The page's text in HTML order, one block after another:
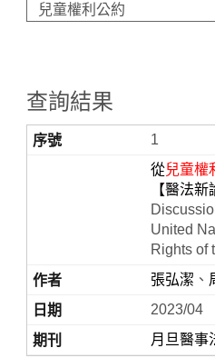
查詢結果
1
從兒童權
【醫法新
United
Rights of
張弘潔 、
2023/04
月旦醫事